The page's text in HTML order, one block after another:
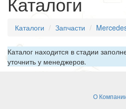
Каталоги Запчасти
Каталог находится в стадии
уточнить у менеджеров.
О